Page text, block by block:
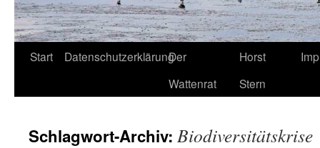
Start DatenschutzerklärungDer
Wattenrat
Horst
Stern
Schlagwort-Archiv: Biodiversitätskrise